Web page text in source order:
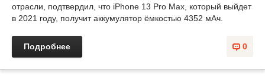
отрасли, подтвердил, что iPhone 13 Pro Max, который выйдет
в 2021 году, получит аккумулятор ёмкостью 4352 мАч.
0
Подробнее